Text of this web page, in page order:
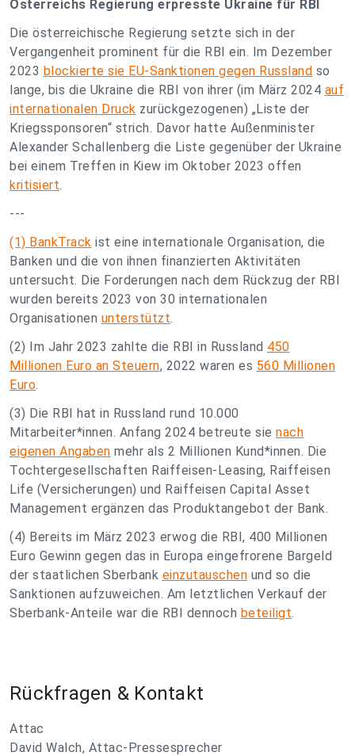
Österreichs Regierung erpresste Ukraine für RBI
Die österreichische Regierung setzte sich in der
Vergangenheit prominent für die RBI ein. Im Dezember
2023 blockierte sie EU-Sanktionen gegen Russland so
lange, bis die Ukraine die RBI von ihrer (im März 2024 auf
internationalen Druck zurückgezogenen) „Liste der
Kriegssponsoren“ strich. Davor hatte Außenminister
Alexander Schallenberg die Liste gegenüber der Ukraine
bei einem Treffen in Kiew im Oktober 2023 offen
kritisiert.
---
(1) BankTrack ist eine internationale Organisation, die
Banken und die von ihnen finanzierten Aktivitäten
untersucht. Die Forderungen nach dem Rückzug der RBI
wurden bereits 2023 von 30 internationalen
Organisationen unterstützt.
(2) Im Jahr 2023 zahlte die RBI in Russland 450
Millionen Euro an Steuern, 2022 waren es 560 Millionen
Euro.
(3) Die RBI hat in Russland rund 10.000
Mitarbeiter*innen. Anfang 2024 betreute sie nach
eigenen Angaben mehr als 2 Millionen Kund*innen. Die
Tochtergesellschaften Raiffeisen-Leasing, Raiffeisen
Life (Versicherungen) und Raiffeisen Capital Asset
Management ergänzen das Produktangebot der Bank.
(4) Bereits im März 2023 erwog die RBI, 400 Millionen
Euro Gewinn gegen das in Europa eingefrorene Bargeld
der staatlichen Sberbank einzutauschen und so die
Sanktionen aufzuweichen. Am letztlichen Verkauf der
Sberbank-Anteile war die RBI dennoch beteiligt.
Rückfragen & Kontakt
Attac
David Walch, Attac-Pressesprecher